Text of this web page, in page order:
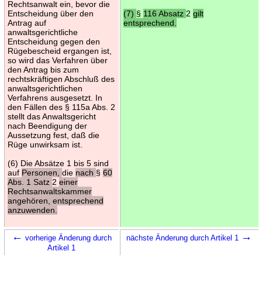
Rechtsanwalt ein, bevor die
Entscheidung über den
Antrag auf
anwaltsgerichtliche
Entscheidung gegen den
Rügebescheid ergangen ist,
so wird das Verfahren über
den Antrag bis zum
rechtskräftigen Abschluß des
anwaltsgerichtlichen
Verfahrens ausgesetzt. In
den Fällen des § 115a Abs. 2
stellt das Anwaltsgericht
nach Beendigung der
Aussetzung fest, daß die
Rüge unwirksam ist.
(6) Die Absätze 1 bis 5 sind
auf Personen, die nach § 60
Abs. 1 Satz 2 einer
Rechtsanwaltskammer
angehören, entsprechend
anzuwenden.
(7) § 116 Absatz 2 gilt
entsprechend.
← vorherige Änderung durch
Artikel 1
nächste Änderung durch Artikel 1 →